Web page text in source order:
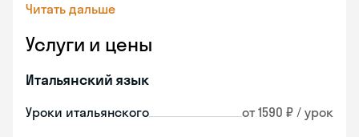
Читать дальше
Услуги и цены
Итальянский язык
Уроки итальянского от 1590 ₽ / урок